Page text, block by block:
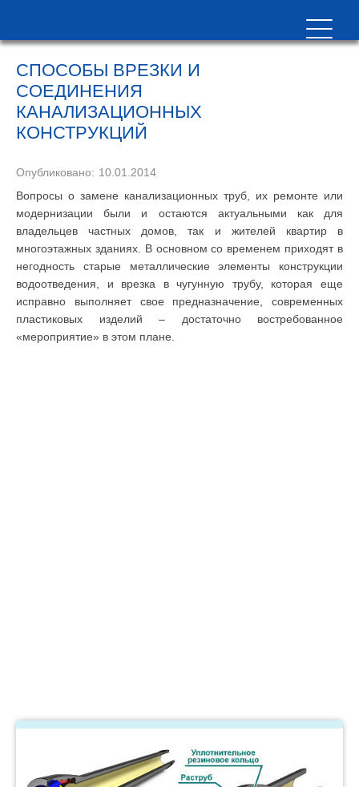
СПОСОБЫ ВРЕЗКИ И
СОЕДИНЕНИЯ
КАНАЛИЗАЦИОННЫХ
КОНСТРУКЦИЙ
Опубликовано: 10.01.2014
Вопросы о замене канализационных труб, их ремонте или
модернизации были и остаются актуальными как для
владельцев частных домов, так и жителей квартир в
многоэтажных зданиях. В основном со временем приходят в
негодность старые металлические элементы конструкции
водоотведения, и врезка в чугунную трубу, которая еще
исправно выполняет свое предназначение, современных
пластиковых изделий – достаточно востребованное
«мероприятие» в этом плане.